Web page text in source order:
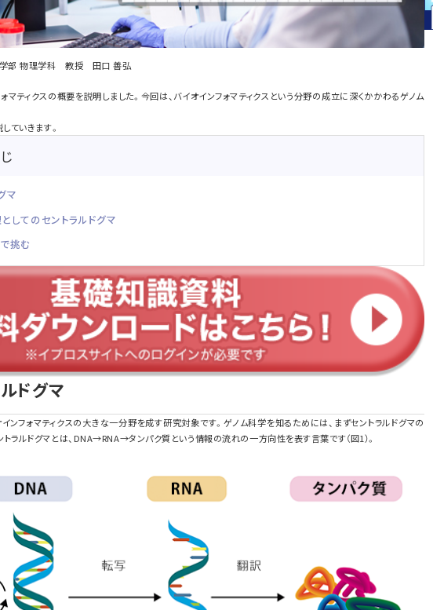
学部 物理学科 教授 田口 善弘
マティクスの概要を説明しました。今回は、バイオインフォマティクスという分野の成立に深くかかわるゲノム
ていきます。
マ
してのセントラルドグマ
挑む
ドグマ
ンフォマティクスの大きな一分野を成す研究対象です。ゲノム科学を知るためには、まずセントラルドグマの
ラルドグマとは、DNA→RNA→タンパク質という情報の流れの一方向性を表す言葉です（図1）。